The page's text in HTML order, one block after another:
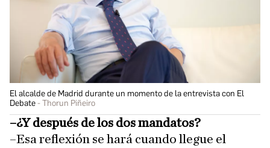
El alcalde de Madrid durante un momento de la entrevista con El
Debate
Thorun Piñeiro
–¿Y después de los dos mandatos?
–Esa reflexión se hará cuando llegue el